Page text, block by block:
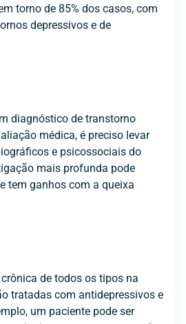
torno de 85% dos casos, com
depressivos e de
diagnóstico de transtorno
médica, é preciso levar
e psicossociais do
mais profunda pode
tem ganhos com a queixa
de todos os tipos na
tratadas com antidepressivos e
um paciente pode ser